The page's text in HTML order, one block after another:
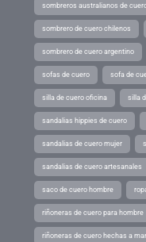
sombreros australianos de
sombrero de cuero chilenos
sombrero de cuero argentino
sofas de cuero sofa de
silla de cuero oficina silla
sandalias hippies de cuero
sandalias de cuero mujer
sandalias de cuero artesanales
saco de cuero hombre
riñoneras de cuero para hombre
riñoneras de cuero hechas a